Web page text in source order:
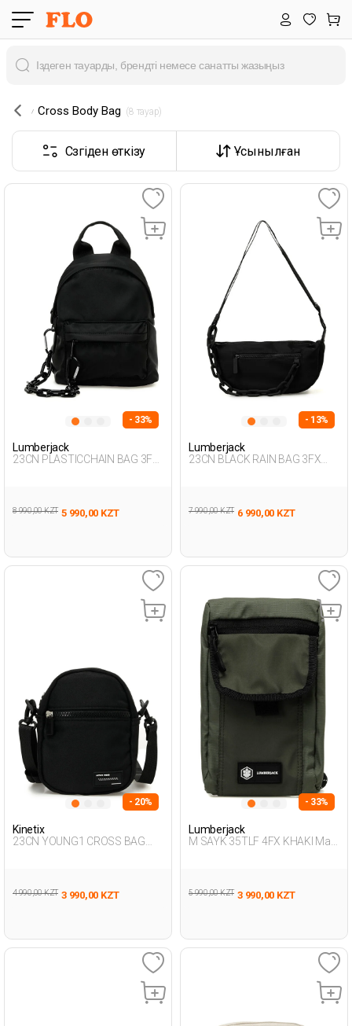
Cross Body Bag (8 тауар)
Сүзгіден өткізу Ұсынылған
- 33%
Lumberjack
23CN PLASTICCHAIN BAG 3FX
8 990,00 KZT 5 990,00 KZT
- 13%
Lumberjack
23CN BLACK RAIN BAG 3FX
7 990,00 KZT 6 990,00 KZT
- 20%
Kinetix
23CN YOUNG1 CROSS BAG
4 990,00 KZT 3 990,00 KZT
- 33%
Lumberjack
M SAYK 35TLF 4FX KHAKI Man
5 990,00 KZT 3 990,00 KZT